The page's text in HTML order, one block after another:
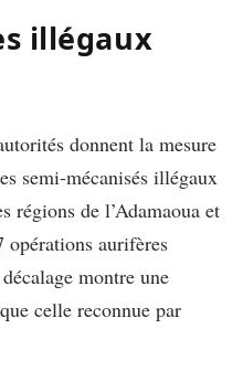
illégaux
donnent la mesure
semi-mécanisés illégaux
régions de l’Adamaoua et
opérations aurifères
montre une
celle reconnue par